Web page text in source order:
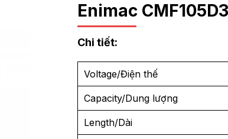
Enimac
Chi tiết:
Voltage/Điện thế
Capacity/Dung lượng
Length/Dài